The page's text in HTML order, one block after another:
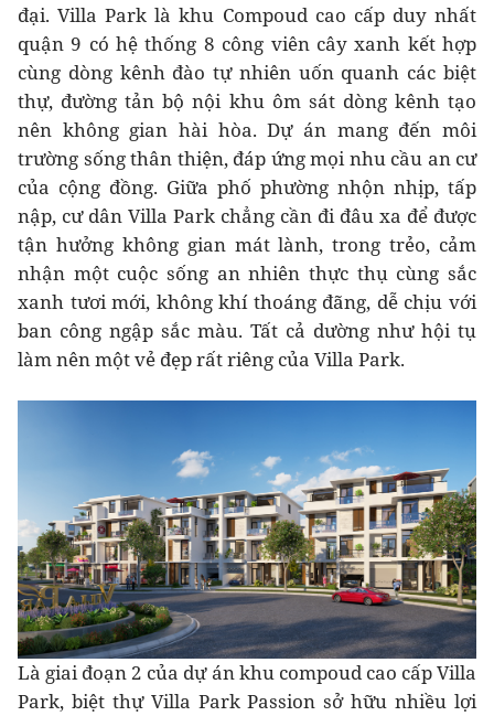
đại. Villa Park là khu Compoud cao cấp duy nhất
quận 9 có hệ thống 8 công viên cây xanh kết hợp
cùng dòng kênh đào tự nhiên uốn quanh các biệt
thự, đường tản bộ nội khu ôm sát dòng kênh tạo
nên không gian hài hòa. Dự án mang đến môi
trường sống thân thiện, đáp ứng mọi nhu cầu an cư
của cộng đồng. Giữa phố phường nhộn nhịp, tấp
nập, cư dân Villa Park chẳng cần đi đâu xa để được
tận hưởng không gian mát lành, trong trẻo, cảm
nhận một cuộc sống an nhiên thực thụ cùng sắc
xanh tươi mới, không khí thoáng đãng, dễ chịu với
ban công ngập sắc màu. Tất cả dường như hội tụ
làm nên một vẻ đẹp rất riêng của Villa Park.
Là giai đoạn 2 của dự án khu compoud cao cấp Villa
Park, biệt thự Villa Park Passion sở hữu nhiều lợi